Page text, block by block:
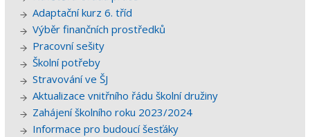
Adaptační kurz 6. tříd
Výběr finančních prostředků
Pracovní sešity
Školní potřeby
Stravování ve ŠJ
Aktualizace vnitřního řádu školní družiny
Zahájení školního roku 2023/2024
Informace pro budoucí šesťáky